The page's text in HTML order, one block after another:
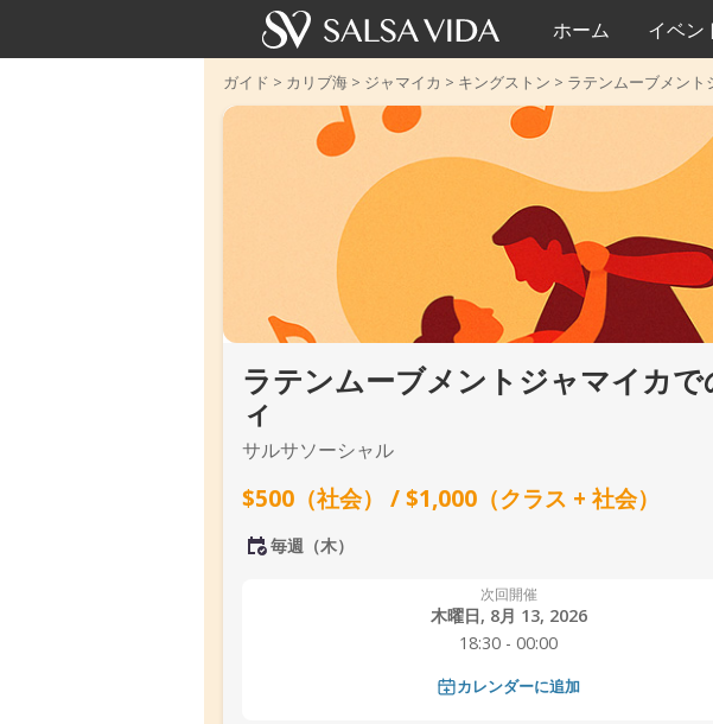
ホーム イベン
ガイド > カリブ海 > ジャマイカ > キングストン > ラテンムーブメント
ラテンムーブメントジャマイカ
ィ
サルサソーシャル
$500（社会） / $1,000（クラス + 社会）
毎週（木）
次回開催
木曜日, 8月 13, 2026
18:30 - 00:00
カレンダーに追加